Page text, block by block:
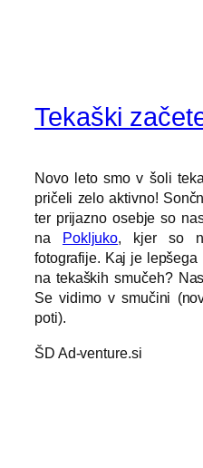
Tekaški
Novo leto smo v šoli
pričeli zelo aktivno!
ter prijazno osebje so
na Pokljuko, kjer so
fotografije. Kaj je
na tekaških smučeh?
Se vidimo v smučini
poti).
ŠD Ad-venture.si